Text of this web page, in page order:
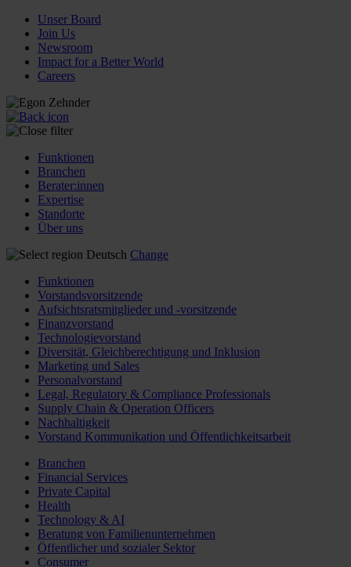
Unser Board
Join Us
Newsroom
Impact for a Better World
Careers
Funktionen
Branchen
Berater:innen
Expertise
Standorte
Über uns
Deutsch Change
Funktionen
Vorstandsvorsitzende
Aufsichtsratsmitglieder und -vorsitzende
Finanzvorstand
Technologievorstand
Diversität, Gleichberechtigung und Inklusion
Marketing und Sales
Personalvorstand
Legal, Regulatory & Compliance Professionals
Supply Chain & Operation Officers
Nachhaltigkeit
Vorstand Kommunikation und Öffentlichkeitsarbeit
Branchen
Financial Services
Private Capital
Health
Technology & AI
Beratung von Familienunternehmen
Öffentlicher und sozialer Sektor
Consumer